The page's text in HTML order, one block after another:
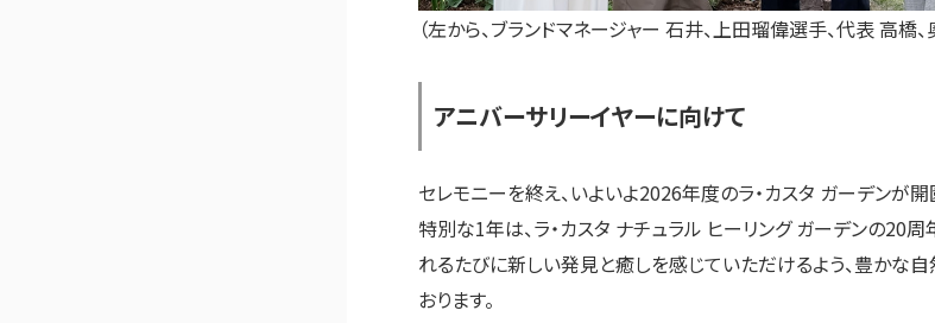
（左から、ブランドマネージャー 石井、上田瑠偉選手、代表 高橋
アニバーサリーイヤーに向けて
セレモニーを終え、いよいよ2026年度のラ・カスタ ガーデンが
特別な1年は、ラ・カスタ ナチュラル ヒーリング ガーデンの20
れるたびに新しい発見と癒しを感じていただけるよう、豊かな
おります。